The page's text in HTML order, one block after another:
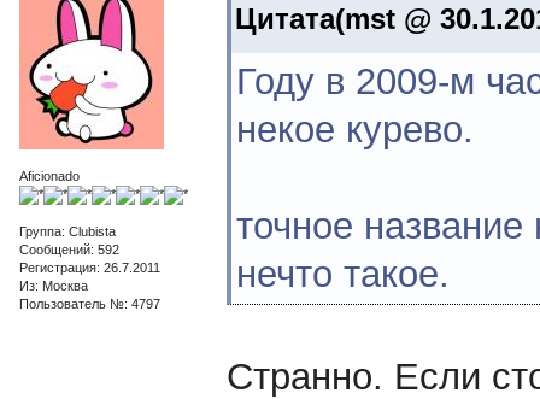
Aficionado
Группа: Clubista
Сообщений: 592
Регистрация: 26.7.2011
Из: Москва
Пользователь №: 4797
Цитата(mst @
Году в 2009-м
некое курево.
точное
нечто такое.
Странно. Если